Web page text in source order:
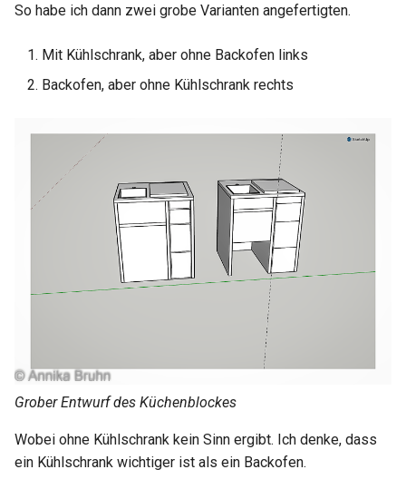
So habe ich dann zwei grobe Varianten angefertigten.
Mit Kühlschrank, aber ohne Backofen links
Backofen, aber ohne Kühlschrank rechts
Grober Entwurf des Küchenblockes
Wobei ohne Kühlschrank kein Sinn ergibt. Ich denke, dass
ein Kühlschrank wichtiger ist als ein Backofen.